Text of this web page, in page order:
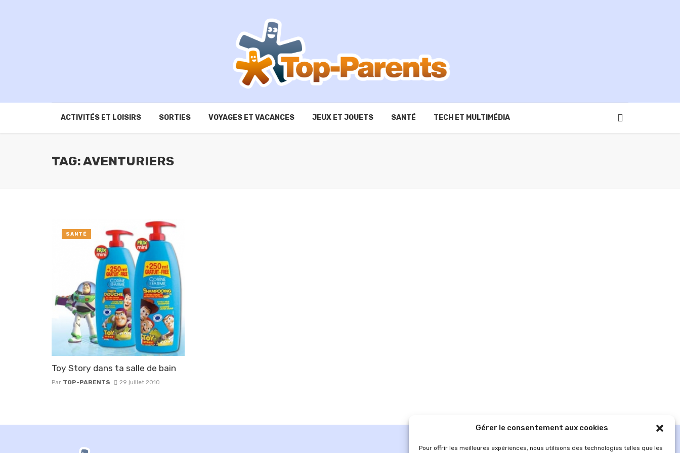
Gérer le consentement aux cookies
Pour offrir les meilleures expériences, nous utilisons des technologies telles que les
ACTIVITÉS ET LOISIRS SORTIES VOYAGES ET VACANCES JEUX ET JOUETS SANTÉ TECH ET MULTIMÉDIA
TAG: AVENTURIERS
Toy Story dans ta salle de bain
Par TOP-PARENTS 29 juillet 2010
SANTÉ